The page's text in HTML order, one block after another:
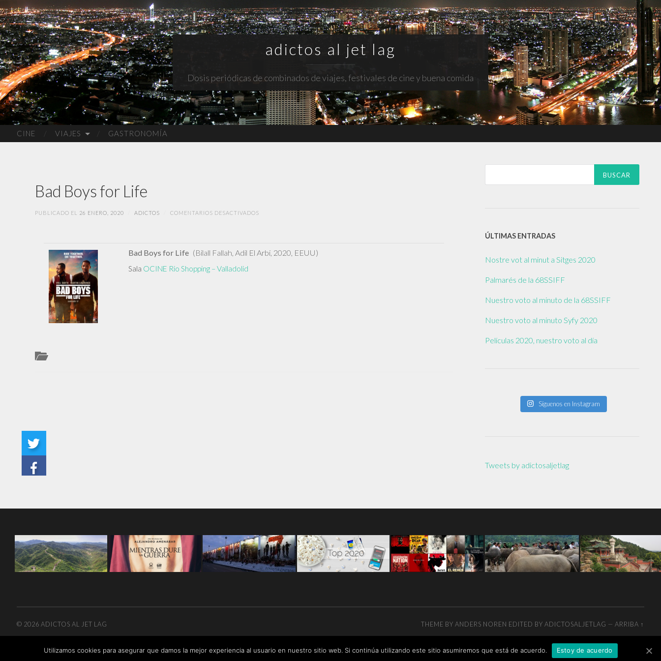
adictos al jet lag
Dosis periódicas de combinados de viajes, festivales de cine y buena comida
CINE VIAJES GASTRONOMÍA
Bad Boys for Life
PUBLICADO EL 26 ENERO, 2020 ADICTOS COMENTARIOS DESACTIVADOSEN
Bad Boys for Life (Bilall Fallah, Adil El Arbi, 2020, EEUU)
Sala OCINE Rio Shopping – Valladolid
ÚLTIMAS ENTRADAS
Nostre vot al minut a Sitges 2020
Palmarés de la 68SSIFF
Nuestro voto al minuto de la 68SSIFF
Nuestro voto al minuto Syfy 2020
Películas 2020, nuestro voto al día
Síguenos en Instagram
Tweets by adictosaljetlag
© 2026 ADICTOS AL JET LAG THEME BYANDERS NOREN EDITED BY ADICTOSALJETLAG —ARRIBA ↑
Utilizamos cookies para asegurar que damos la mejor experiencia al usuario en nuestro sitio web. Si continúa utilizando este sitio asumiremos que está de acuerdo. Estoy de acuerdo